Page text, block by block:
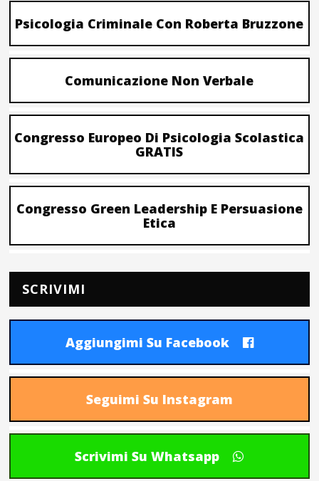
Psicologia Criminale Con Roberta Bruzzone
Comunicazione Non Verbale
Congresso Europeo Di Psicologia Scolastica
GRATIS
Congresso Green Leadership E Persuasione
Etica
SCRIVIMI
Aggiungimi Su Facebook
Seguimi Su Instagram
Scrivimi Su Whatsapp